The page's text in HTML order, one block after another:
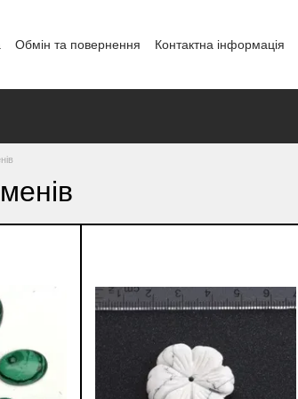
Обмін та повернення Контактна інформація